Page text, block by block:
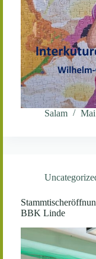
Salam
BBK Linde